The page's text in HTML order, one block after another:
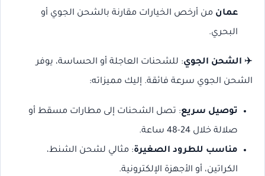
عمان من أرخص الخيارات مقارنة بالشحن الجوي أو
البحري.
✈️ الشحن الجوي: للشحنات العاجلة أو الحساسة، يوفر
الشحن الجوي سرعة فائقة. إليك مميزاته:
توصيل سريع: تصل الشحنات إلى مطارات مسقط أو
صلالة خلال 24-48 ساعة.
مناسب للطرود الصغيرة: مثالي لشحن الشنط،
الكراتين، أو الأجهزة الإلكترونية.